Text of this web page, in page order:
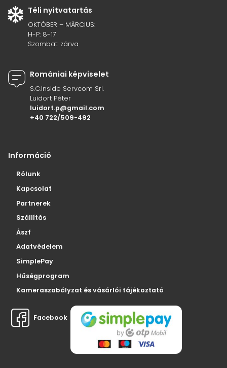
Téli nyitvatartás
OKTÓBER – MÁRCIUS:
H-P: 8-17
Szombat: zárva
Romániai képviselet
S.C.Inside Servcom Srl.
Luidort Péter
luidort.p@gmail.com
+40 722/509-492
Információ
Rólunk
Kapcsolat
Partnerek
Szállítás
Ászf
Adatvédelem
SimplePay
Hűségprogram
Kameraszabályzat és vásárlói tájékoztató
Facebook